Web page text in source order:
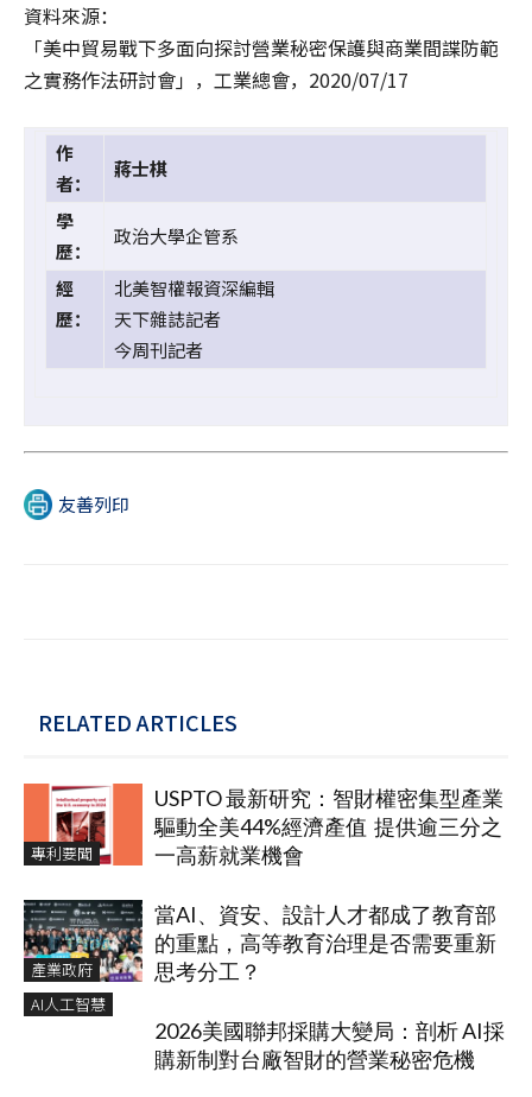
資料來源：
「美中貿易戰下多面向探討營業秘密保護與商業間諜防範
之實務作法研討會」，工業總會，2020/07/17
作
者：
蔣士棋
學
歷：
政治大學企管系
經
歷：
北美智權報資深編輯
天下雜誌記者
今周刊記者
友善列印
RELATED ARTICLES
專利要聞
USPTO 最新研究：智財權密集型產業
驅動全美44%經濟產值 提供逾三分之
一高薪就業機會
產業政府
當AI、資安、設計人才都成了教育部
的重點，高等教育治理是否需要重新
思考分工？
AI人工智慧
2026美國聯邦採購大變局：剖析 AI採
購新制對台廠智財的營業秘密危機